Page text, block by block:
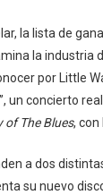
la lista de
la industria
por Little
un concierto
of The Blues, con
a dos
su nuevo